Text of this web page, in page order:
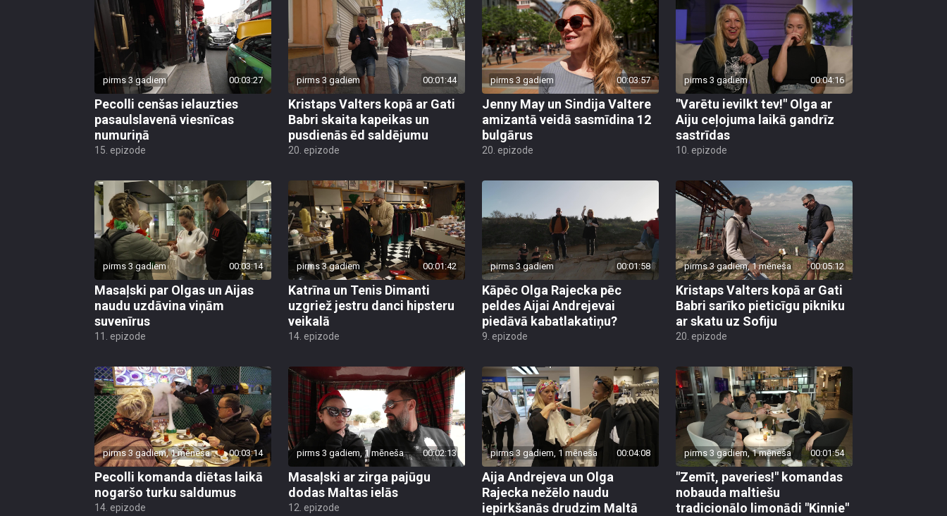
pirms 3 gadiem 00:03:27
Pecolli cenšas ielauzties
pasaulslavenā viesnīcas
numuriņā
15. epizode
pirms 3 gadiem 00:01:44
Kristaps Valters kopā ar Gati
Babri skaita kapeikas un
pusdienās ēd saldējumu
20. epizode
pirms 3 gadiem 00:03:57
Jenny May un Sindija Valtere
amizantā veidā sasmīdina 12
bulgārus
20. epizode
pirms 3 gadiem 00:04:16
"Varētu ievilkt tev!" Olga ar
Aiju ceļojuma laikā gandrīz
sastrīdas
10. epizode
pirms 3 gadiem 00:03:14
Masaļski par Olgas un Aijas
naudu uzdāvina viņām
suvenīrus
11. epizode
pirms 3 gadiem 00:01:42
Katrīna un Tenis Dimanti
uzgriež jestru danci hipsteru
veikalā
14. epizode
pirms 3 gadiem 00:01:58
Kāpēc Olga Rajecka pēc
peldes Aijai Andrejevai
piedāvā kabatlakatiņu?
9. epizode
pirms 3 gadiem, 1 mēneša 00:05:12
Kristaps Valters kopā ar Gati
Babri sarīko pieticīgu pikniku
ar skatu uz Sofiju
20. epizode
pirms 3 gadiem, 1 mēneša 00:03:14
Pecolli komanda diētas laikā
nogaršo turku saldumus
14. epizode
pirms 3 gadiem, 1 mēneša 00:02:13
Masaļski ar zirga pajūgu
dodas Maltas ielās
12. epizode
pirms 3 gadiem, 1 mēneša 00:04:08
Aija Andrejeva un Olga
Rajecka nežēlo naudu
iepirkšanās drudzim Maltā
pirms 3 gadiem, 1 mēneša 00:01:54
"Zemīt, paveries!" komandas
nobauda maltiešu
tradicionālo limonādi "Kinnie"